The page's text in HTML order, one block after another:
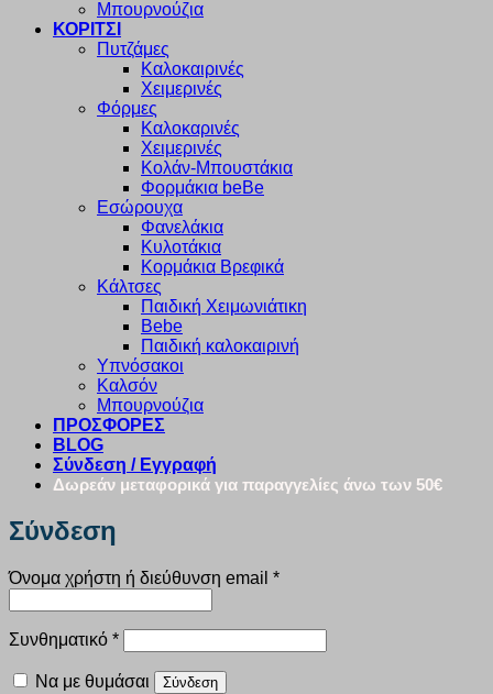
Μπουρνούζια
ΚΟΡΙΤΣΙ
Πυτζάμες
Καλοκαιρινές
Χειμερινές
Φόρμες
Καλοκαρινές
Χειμερινές
Κολάν-Μπουστάκια
Φορμάκια beBe
Εσώρουχα
Φανελάκια
Κυλοτάκια
Κορμάκια Βρεφικά
Κάλτσες
Παιδική Χειμωνιάτικη
Bebe
Παιδική καλοκαιρινή
Υπνόσακοι
Καλσόν
Μπουρνούζια
ΠΡΟΣΦΟΡΕΣ
BLOG
Σύνδεση / Εγγραφή
Δωρεάν μεταφορικά για παραγγελίες άνω των 50€
Σύνδεση
Όνομα χρήστη ή διεύθυνση email *Απαιτείται
Συνθηματικό *Απαιτείται
Να με θυμάσαι Σύνδεση